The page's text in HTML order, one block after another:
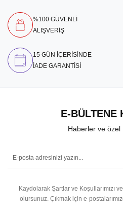
%100 GÜVENLİ
ALIŞVERİŞ
15 GÜN İÇERİSİNDE
İADE GARANTİSİ
E-BÜLTENE
Haberler ve özel
Kaydolarak Şartlar ve Koşullarımızı
olursunuz. Çıkmak için e-